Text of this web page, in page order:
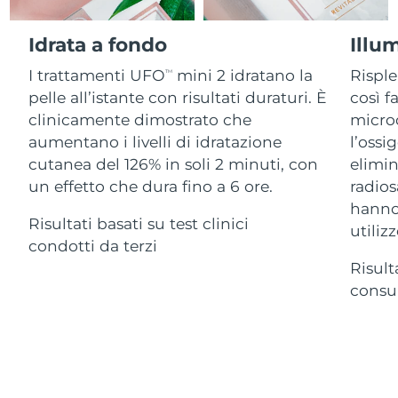
Idrata a fondo
I trattamenti UFOTM
mini 2 idratano la
pelle all’istante con risultati duraturi. È
clinicamente dimostrato che
aumentano i livelli di idratazione
cutanea del 126% in soli 2 minuti, con
un effetto che dura fino a 6 ore.
Risultati basati su test clinici
condotti da terzi
così
For healthy hair
18% PAP
Vedi tutto
CHI SIAMO
Israele Consegna stimata8/14/26
Giappone Consegna stimata 8/13/26
Jersey Consegna stimata 8/15/26
Kazakistan Consegna stimata 8/12/26
Kuwait Consegna stimata 8/10/26
8/10/26